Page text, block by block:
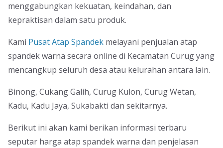
menggabungkan kekuatan, keindahan, dan
kepraktisan dalam satu produk.
Kami Pusat Atap Spandek melayani penjualan atap
spandek warna secara online di Kecamatan Curug yang
mencangkup seluruh desa atau kelurahan antara lain.
Binong, Cukang Galih, Curug Kulon, Curug Wetan,
Kadu, Kadu Jaya, Sukabakti dan sekitarnya.
Berikut ini akan kami berikan informasi terbaru
seputar harga atap spandek warna dan penjelasan